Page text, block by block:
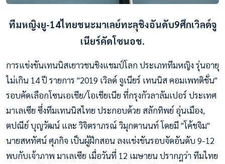
ทีมหญิงยู-14ไทยชนะมาเลย์ทะลุชิงอันดับ9ศึกเวิลด์จู
เนียร์คัดโซนอช.
การแข่งขันเทนนิสเยาวชนชิงแชมป์โลก ประเภททีมหญิง รุ่นอายุ
ไม่เกิน 14 ปี รายการ "2019 เวิลด์ จูเนียร์ เทนนิส คอมเพทติชั่น"
รอบคัดเลือกโซนเอเชีย/โอเชียเนีย ที่กรุงกัวลาลัมเปอร์ ประเทศ
มาเลเซีย ซึ่งทีมเทนนิสไทย ประกอบด้วย สลักทิพย์ อุ่นเมือง,
ตปณีย์ บุญวัฒน์ และ วิจิตราภรณ์ วิมุกตานนท์ โดยมี "โค้ชจิม"
นายสหทัศน์ ศุภกิจ เป็นผู้ฝึกสอน ลงแข่งขันรอบจัดอันดับ 9-12
พบกับเจ้าภาพ มาเลเซีย เมื่อวันที่ 12 เมษายน ปรากฎว่าทีมไทย